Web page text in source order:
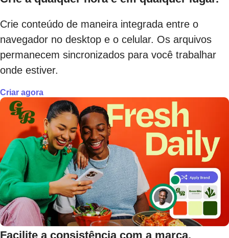
Crie conteúdo de maneira integrada entre o
navegador no desktop e o celular. Os arquivos
permanecem sincronizados para você trabalhar
onde estiver.
Criar agora
Facilite a consistência com a marca.